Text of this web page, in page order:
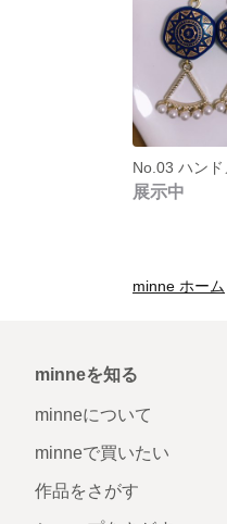
No.03 ハン
展示中
minne ホーム
minneを知る
minneについて
minneで買いたい
作品をさがす